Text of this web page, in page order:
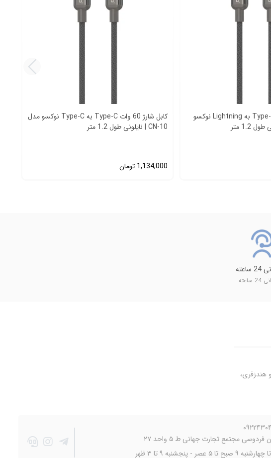
کابل شارژ 27 وات Type-C به Lightning نوکسو
کابل شارژ 60 وات Type-C به Type-C نوکسو مدل
CN-10 | نایلونی طول 1.2 متر
1,134,000 تومان
هندزفری،
فردوسی مجتمع تجارت جهانی ط ۵ واحد ۲۷
صبح تا ۵ عصر - پنجشنبه ۹ تا ۳ ظهر